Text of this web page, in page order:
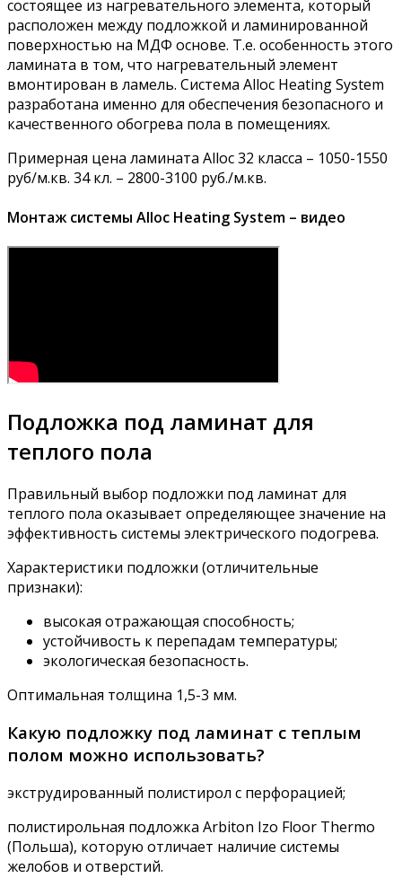
состоящее из нагревательного элемента, который
расположен между подложкой и ламинированной
поверхностью на МДФ основе. Т.е. особенность этого
ламината в том, что нагревательный элемент
вмонтирован в ламель. Система Alloc Heating System
разработана именно для обеспечения безопасного и
качественного обогрева пола в помещениях.
Примерная цена ламината Alloc 32 класса – 1050-1550
руб/м.кв. 34 кл. – 2800-3100 руб./м.кв.
Монтаж системы Alloc Heating System – видео
Подложка под ламинат для
теплого пола
Правильный выбор подложки под ламинат для
теплого пола оказывает определяющее значение на
эффективность системы электрического подогрева.
Характеристики подложки (отличительные
признаки):
высокая отражающая способность;
устойчивость к перепадам температуры;
экологическая безопасность.
Оптимальная толщина 1,5-3 мм.
Какую подложку под ламинат с теплым
полом можно использовать?
экструдированный полистирол с перфорацией;
полистирольная подложка Arbiton Izo Floor Thermo
(Польша), которую отличает наличие системы
желобов и отверстий.